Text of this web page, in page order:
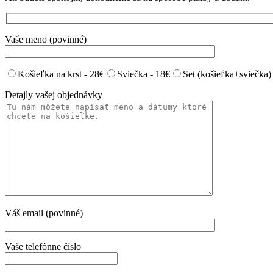
Vaše meno (povinné)
Košieľka na krst - 28€ Sviečka - 18€
Set
Detajly vašej objednávky
Váš email (povinné)
Vaše telefónne číslo